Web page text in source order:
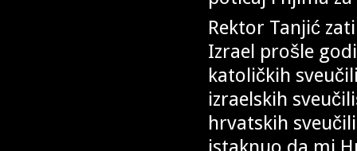
Rektor Tanjić
Izrael prošle
katoličkih
izraelskih
hrvatskih